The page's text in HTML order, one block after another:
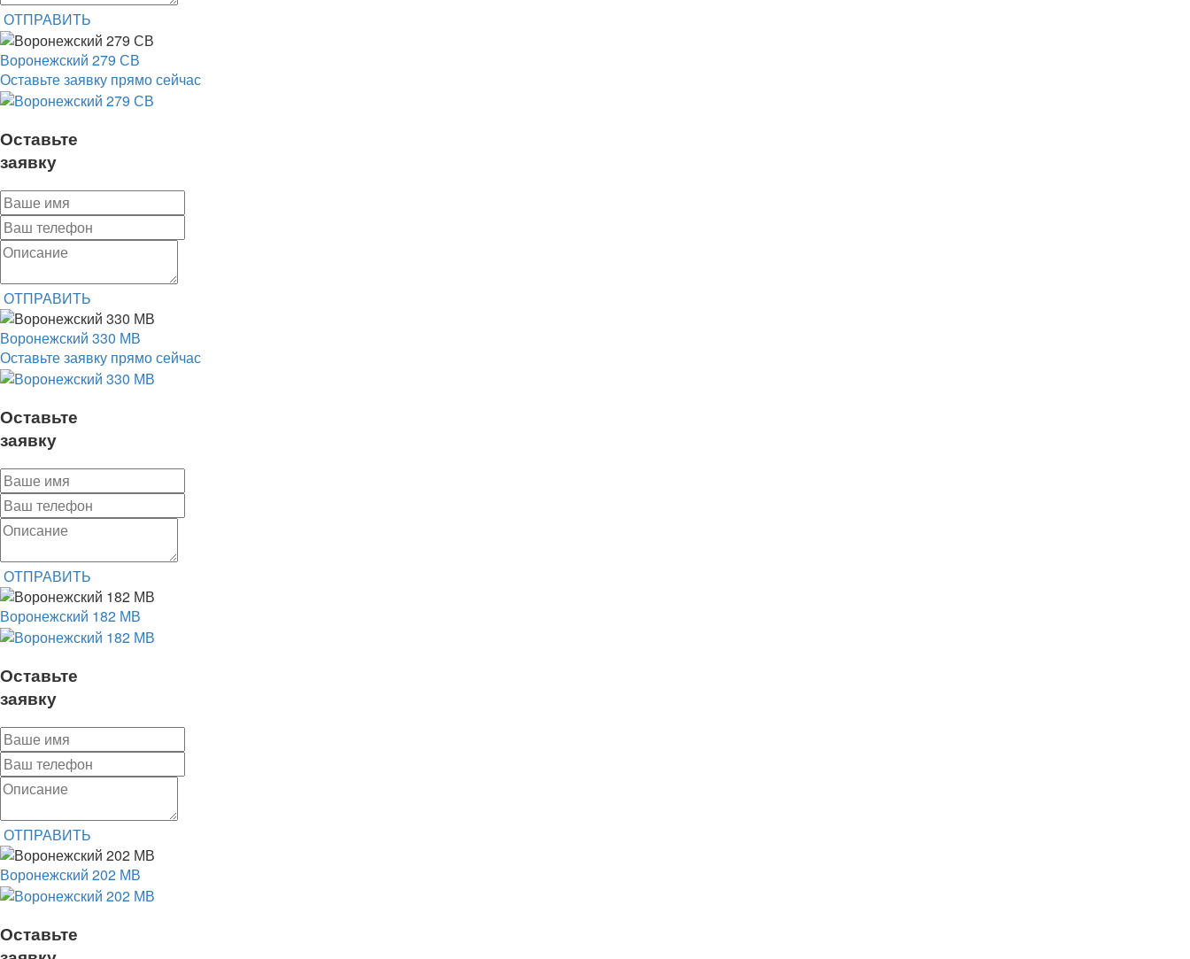
ОТПРАВИТЬ
Воронежский 279 СВ
Оставьте заявку прямо сейчас
Оставьте
заявку
ОТПРАВИТЬ
Воронежский 330 МВ
Оставьте заявку прямо сейчас
Оставьте
заявку
ОТПРАВИТЬ
Воронежский 182 МВ
Оставьте
заявку
ОТПРАВИТЬ
Воронежский 202 МВ
Оставьте